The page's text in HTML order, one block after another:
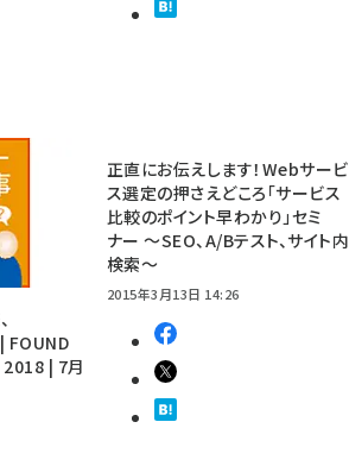
FOUND
| 7月
正直にお伝えします！Webサービ
ス選定の押さえどころ「サービス
比較のポイント早わかり」セミ
ナー 〜SEO、A/Bテスト、サイト内
検索〜
2015年3月13日 14:26